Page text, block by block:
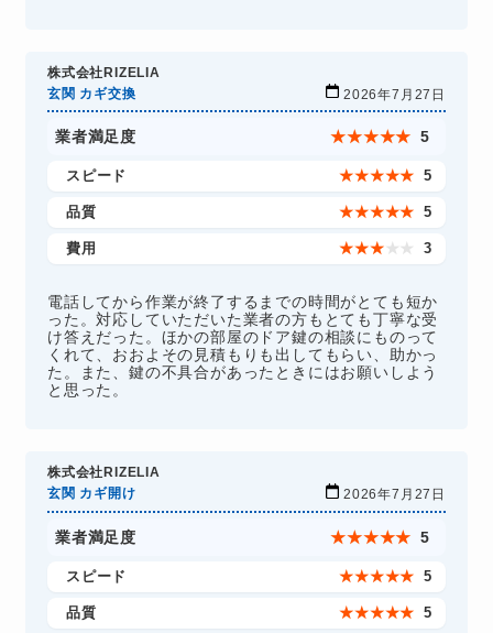
株式会社RIZELIA
玄関 カギ交換
2026年7月27日
業者満足度 ★★★★★ 5
スピード ★★★★★ 5
品質 ★★★★★ 5
費用 ★★★ ★ ★ 3
電話してから作業が終了するまでの時間がとても短か
った。対応していただいた業者の方もとても丁寧な受
け答えだった。ほかの部屋のドア鍵の相談にものって
くれて、おおよその見積もりも出してもらい、助かっ
た。また、鍵の不具合があったときにはお願いしよう
と思った。
株式会社RIZELIA
玄関 カギ開け
2026年7月27日
業者満足度 ★★★★★ 5
スピード ★★★★★ 5
品質 ★★★★★ 5